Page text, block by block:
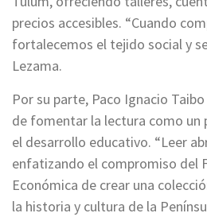
precios accesibles. “Cuando
fortalecemos el tejido social y
Lezama.
Por su parte, Paco Ignacio
de fomentar la lectura como un
el desarrollo educativo. “Leer
enfatizando el compromiso del
Económica de crear una
la historia y cultura de la